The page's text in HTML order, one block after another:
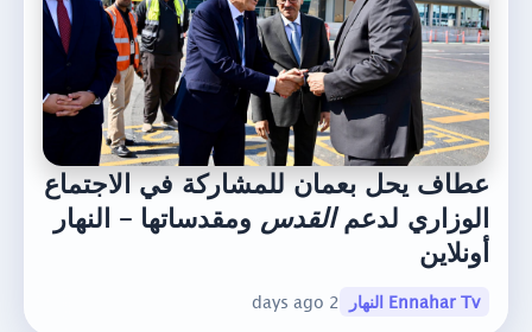
عطاف يحل بعمان للمشاركة في الاجتماع
الوزاري لدعمالقدس ومقدساتها – النهار
أونلاين
Ennahar Tv النهار 2 days ago